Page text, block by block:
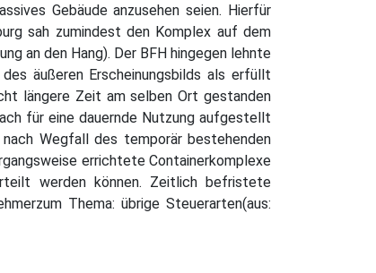
Gebäude anzusehen seien. Hierfür
sah zumindest den Komplex auf dem
an den Hang). Der BFH hingegen lehnte
äußeren Erscheinungsbilds als erfüllt
längere Zeit am selben Ort gestanden
für eine dauernde Nutzung aufgestellt
Wegfall des temporär bestehenden
errichtete Containerkomplexe
werden können. Zeitlich befristete
Thema: übrige Steuerarten(aus: